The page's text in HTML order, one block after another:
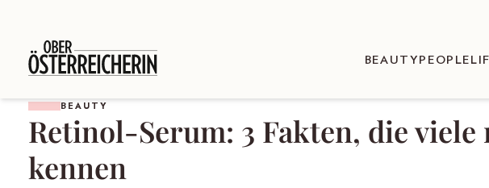
BEAUTY PEOPLE
BEAUTY
Retinol-Serum: 3 Fakten, die
kennen